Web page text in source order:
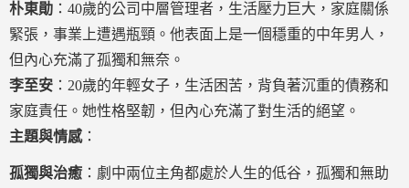
朴東勛 ：40歲的公司中層管理者，生活壓力巨大，家庭關係
緊張，事業上遭遇瓶頸。他表面上是一個穩重的中年男人，
但內心充滿了孤獨和無奈。
李至安 ：20歲的年輕女子，生活困苦，背負著沉重的債務和
家庭責任。她性格堅韌，但內心充滿了對生活的絕望。
主題與情感：
孤獨與治癒 ：劇中兩位主角都處於人生的低谷，孤獨和無助